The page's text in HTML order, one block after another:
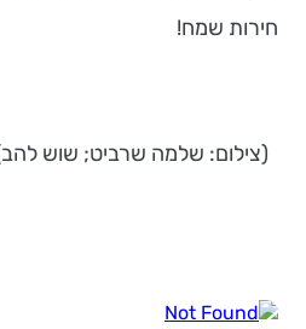
חירות שמח!
(צילום: שלמה שרביט; שוש